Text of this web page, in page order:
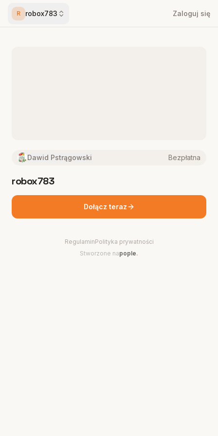
R robox783 Zaloguj się
Dawid Pstrągowski Bezpłatna
robox783
Dołącz teraz
RegulaminPolityka prywatności
Stworzone napople.